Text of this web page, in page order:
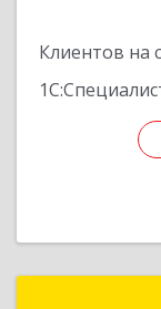
Клиентов на